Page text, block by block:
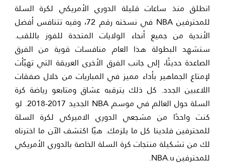
انطلق منذ ساعات قليلة الدوري الأمريكي لكرة السلة
للمحترفين NBA في نسخته رقم 72، وفيه تتنافس أفضل
الأندية من جميع أنحاء الولايات المتحدة للفوز باللقب.
ستشهد البطولة هذا العام منافسات قوية من الفرق
الصاعدة حديثًا، إلى جانب الفرق الأخرى العريقة التي تهيّأت
لإمتاع الجماهير بأداء مميز في المباريات من خلال صفقات
اللاعبين الجدد. كل ذلك يترقبه عشاق ومتابعو رياضة كرة
السلة حول العالم في موسم NBA الجديد 2017-2018. لو
كنت واحدًا من مشجعي الدوري الاميركي لكرة السلة
للمحترفين فلدينا كل ما يلزمك. هيّا اكتشف الآن ما اخترناه
لك من تشكيلة منتجات كرة السلة الخاصة بالدوري الأمريكي
للمحترفين NBA.u.